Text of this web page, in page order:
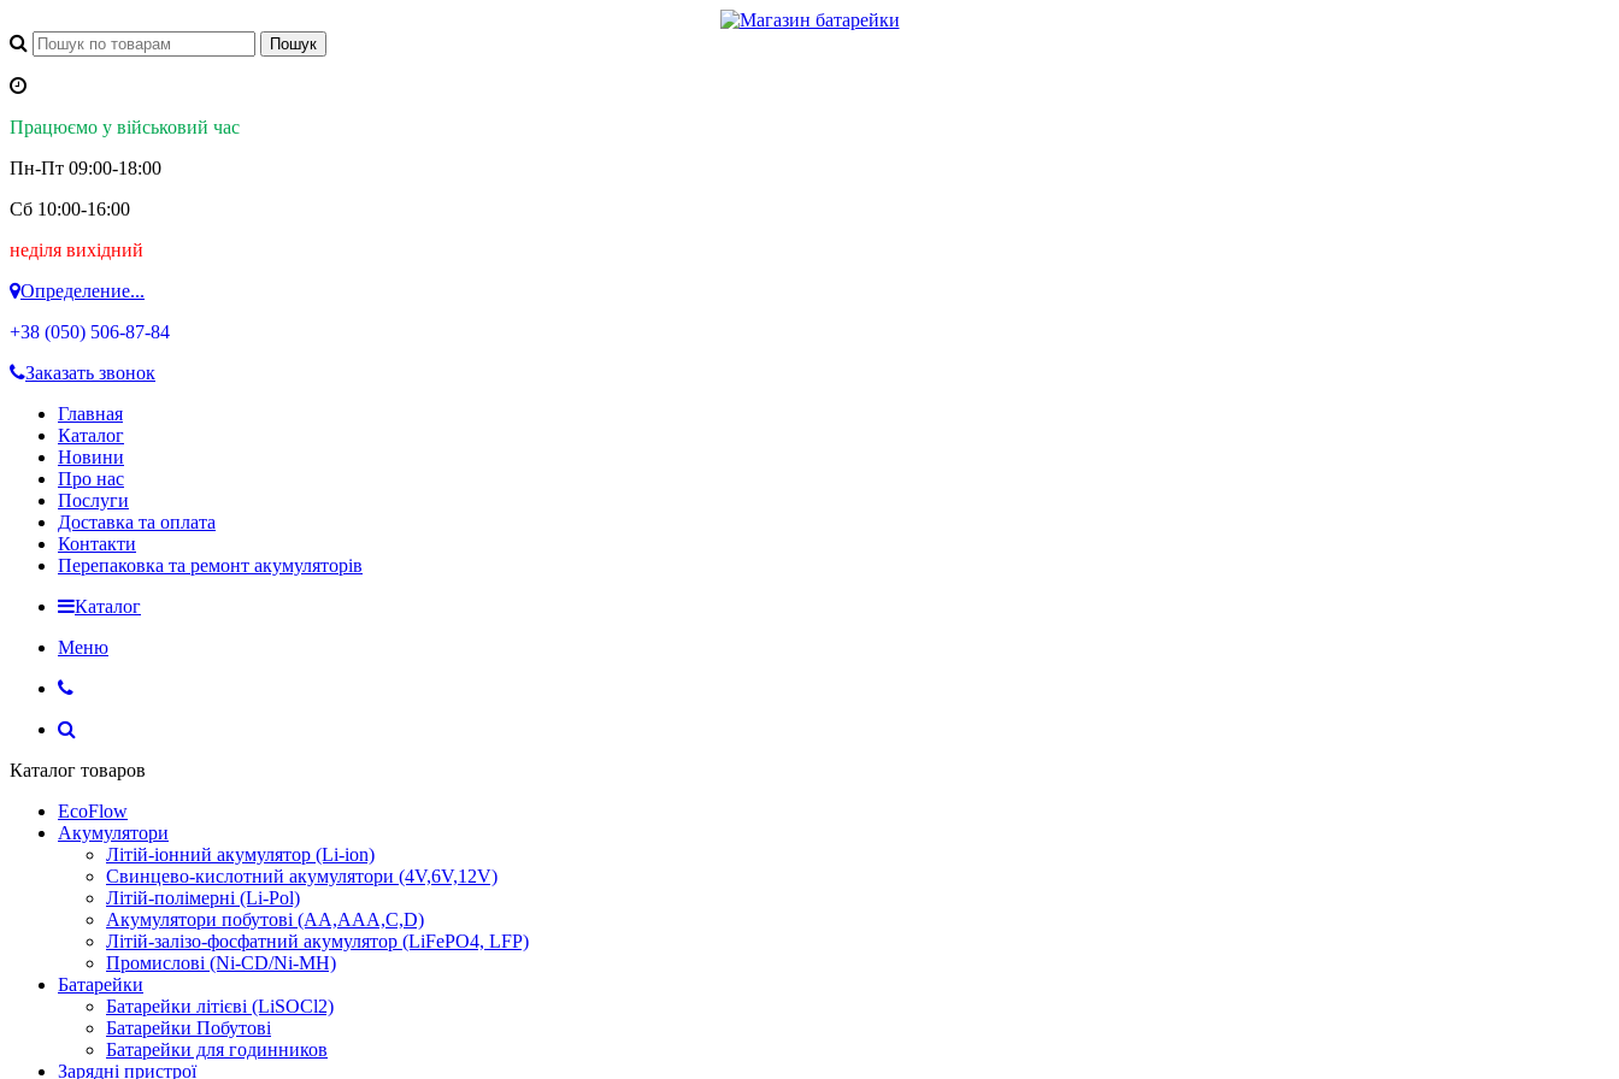
Працюємо у військовий час
Пн-Пт 09:00-18:00
Сб 10:00-16:00
неділя вихідний
Определение...
+38 (050) 506-87-84
Заказать звонок
Главная
Каталог
Новини
Про нас
Послуги
Доставка та оплата
Контакти
Перепаковка та ремонт акумуляторів
Каталог
Меню
Каталог товаров
EcoFlow
Акумулятори
Літій-іонний акумулятор (Li-ion)
Свинцево-кислотний акумулятори (4V,6V,12V)
Літій-полімерні (Li-Pol)
Акумулятори побутові (AA,AAA,C,D)
Літій-залізо-фосфатний акумулятор (LiFePO4, LFP)
Промислові (Ni-CD/Ni-MH)
Батарейки
Батарейки літієві (LiSOCl2)
Батарейки Побутові
Батарейки для годинников
Зарядні пристрої